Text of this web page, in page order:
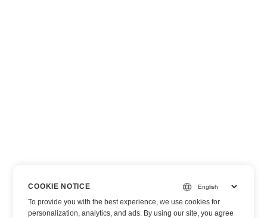
COOKIE NOTICE
To provide you with the best experience, we use cookies for
personalization, analytics, and ads. By using our site, you agree